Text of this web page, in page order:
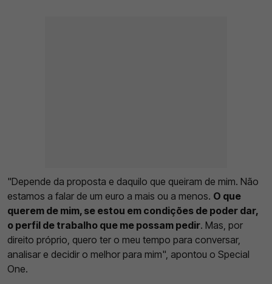
"Depende da proposta e daquilo que queiram de mim. Não
estamos a falar de um euro a mais ou a menos. O que
querem de mim, se estou em condições de poder dar,
o perfil de trabalho que me possam pedir. Mas, por
direito próprio, quero ter o meu tempo para conversar,
analisar e decidir o melhor para mim", apontou o Special
One.